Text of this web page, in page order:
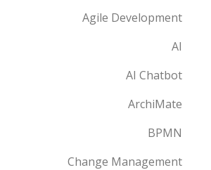
Agile Development
AI
AI Chatbot
ArchiMate
BPMN
Change Management